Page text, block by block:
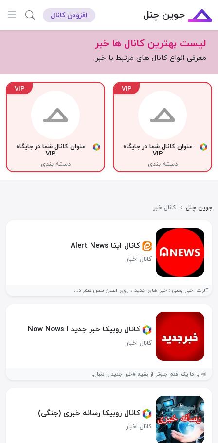
جوین چنل افزودن کانال
لیست بهترین کانال ها خبر
معرفی انواع کانال های مرتبط با خبر
VIP
عنوان کانال شما در جایگاه
VIP
دسته بندی
VIP
عنوان کانال شما در جایگاه
VIP
دسته بندی
جوین چنل › کانال خبر
کانال ایتا Alert News
کانال اخبار
آلرت اخبار یعنی : خبر های جدید ، روی اعلان تلفن همراه...
کانال روبیکا خبر جدید Now Nows l
کانال اخبار
‌‌ 📣 با ما یک قدم جلوتر از بقیه #خبر_جدید را دنبال...
کانال روبیکا رسانه خبری (جنگی)
کانال اخبار